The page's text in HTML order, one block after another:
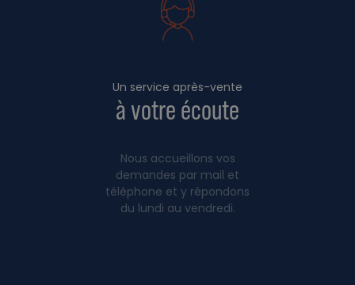
Un service après-vente
à votre écoute
Nous accueillons vos
demandes par mail et
téléphone et y répondons
du lundi au vendredi.